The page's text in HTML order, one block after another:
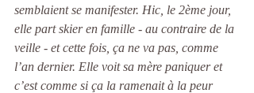
semblaient se manifester. Hic, le 2ème jour,
elle part skier en famille - au contraire de la
veille - et cette fois, ça ne va pas, comme
l’an dernier. Elle voit sa mère paniquer et
c’est comme si ça la ramenait à la peur